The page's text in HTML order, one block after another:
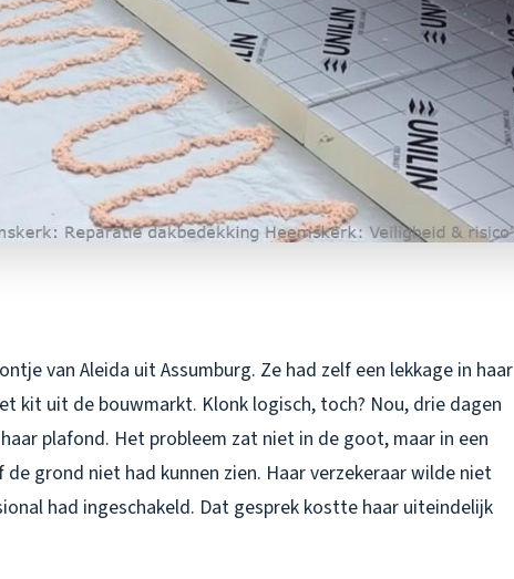
van Aleida uit Assumburg. Ze had zelf een lekkage in haar
kit uit de bouwmarkt. Klonk logisch, toch? Nou, drie dagen
plafond. Het probleem zat niet in de goot, maar in een
de grond niet had kunnen zien. Haar verzekeraar wilde niet
had ingeschakeld. Dat gesprek kostte haar uiteindelijk